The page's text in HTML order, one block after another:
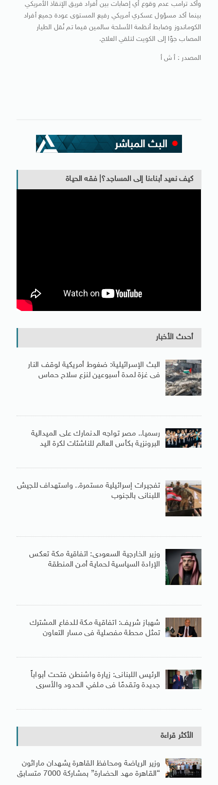
وأكد ترامب عدم وقوع أي إصابات بين أفراد فريق الإنقاذ الأمريكي
بينما أكد مسؤول عسكري أمريكي رفيع المستوى عودة جميع أفراد
الكوماندوز وضابط أنظمة الأسلحة سالمين فيما تم نُقل الطيار
المصاب جوًا إلى الكويت لتلقي العلاج.
المصدر : أ ش أ
كيف نعيد أبناءنا إلى المساجد؟| فقه الحياة
أحدث الأخبار
البث الإسرائيلية: ضغوط أمريكية لوقف النار
فى غزة لمدة أسبوعين لنزع سلاح حماس
رسميا.. مصر تواجه الدنمارك على الميدالية
البرونزية بكأس العالم للناشئات لكرة اليد
تفجيرات إسرائيلية مستمرة.. واستهداف للجيش
اللبنانى بالجنوب
وزير الخارجية السعودى: اتفاقية مكة تعكس
الإرادة السياسية لحماية أمن المنطقة
شهباز شريف: اتفاقية مكة للدفاع المشترك
تمثل محطة مفصلية فى مسار التعاون
الرئيس اللبنانى: زيارة واشنطن فتحت أبواباً
جديدة وتقدمًا فى ملفي الحدود والأسرى
الأكثر قراءة
وزير الرياضة ومحافظ القاهرة يشهدان ماراثون
“القاهرة مهد الحضارة” بمشاركة 7000 متسابق